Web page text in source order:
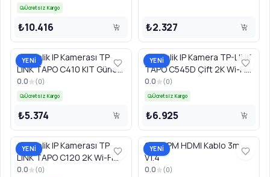
Ücretsiz Kargo
₺10.416 ₺2.327
YENİ
Güvenlik IP Kamerası TP-
LINK TAPO C410 KIT Güneş
Enerjili 2K Wi-Fi Beyaz
0.0 (0)
Ücretsiz Kargo
₺5.374
YENİ
Güvenlik IP Kamera TP-LINK
TAPO C545D Çift 2K Wi-Fi
Beyaz
0.0 (0)
Ücretsiz Kargo
₺6.925
YENİ
Güvenlik IP Kamerası TP-
LINK TAPO C120 2K Wi-Fi
Beyaz
0.0 (0)
YENİ
9554 PM HDMI Kablo 3m
V1.4
0.0 (0)